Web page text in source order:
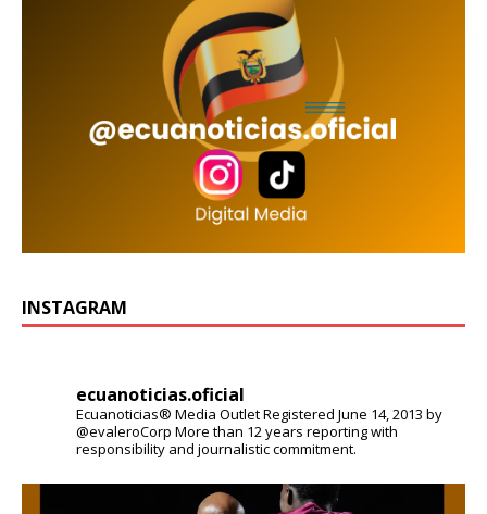
INSTAGRAM
ecuanoticias.oficial
Ecuanoticias® Media OutletRegistered June 14, 2013 by
@evaleroCorp More than 12 years reporting with
responsibility and journalistic commitment.